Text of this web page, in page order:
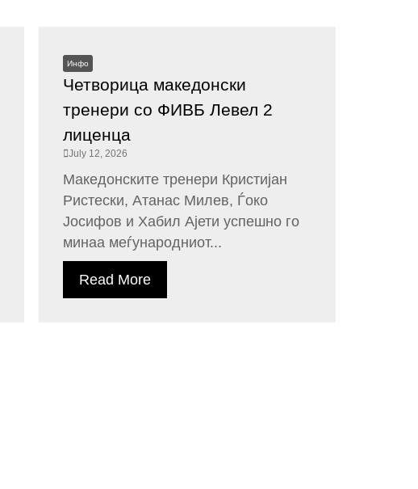
Инфо
Четворица македонски
тренери со ФИВБ Левел 2
лиценца
July 12, 2026
Македонските тренери Кристијан
Ристески, Атанас Милев, Ѓоко
Јосифов и Хабил Ајети успешно го
минаа меѓународниот...
Read More